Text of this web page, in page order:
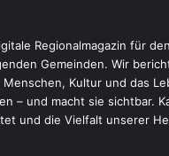
Regionalmagazin für
Gemeinden. Wir
Kultur und das
– und macht sie sichtbar.
und die Vielfalt unserer